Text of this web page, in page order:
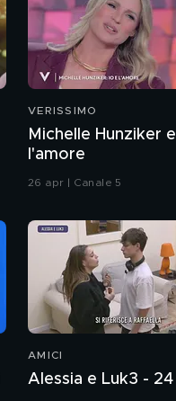
VERISSIMO
Michelle Hunziker e
l'amore
26 apr | Canale 5
AMICI
Alessia e Luk3 -